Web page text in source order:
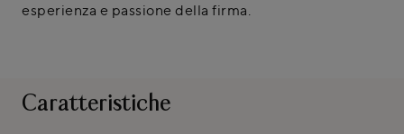
esperienza e passione della firma.
Caratteristiche